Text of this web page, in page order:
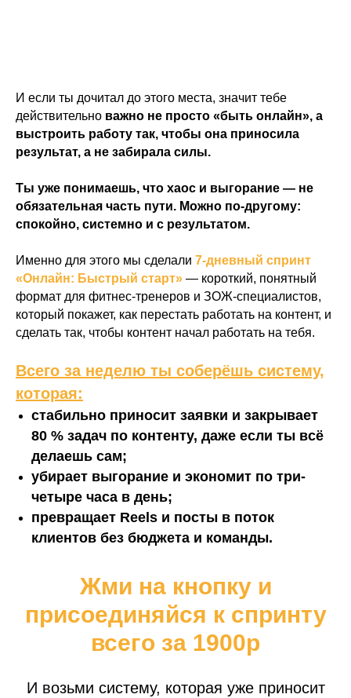
И если ты дочитал до этого места, значит тебе
действительно важно не просто «быть онлайн», а
выстроить работу так, чтобы она приносила
результат, а не забирала силы.
Ты уже понимаешь, что хаос и выгорание — не
обязательная часть пути. Можно по-другому:
спокойно, системно и с результатом.
Именно для этого мы сделали 7-дневный спринт
«Онлайн: Быстрый старт» — короткий, понятный
формат для фитнес-тренеров и ЗОЖ-специалистов,
который покажет, как перестать работать на контент, и
сделать так, чтобы контент начал работать на тебя.
Всего за неделю ты соберёшь систему,
которая:
стабильно приносит заявки и закрывает
80 % задач по контенту, даже если ты всё
делаешь сам;
убирает выгорание и экономит по три-
четыре часа в день;
превращает Reels и посты в поток
клиентов без бюджета и команды.
Жми на кнопку и
присоединяйся к спринту
всего за 1900р
И возьми систему, которая уже приносит
Согласие на передачу 3 лицам
Сведения об образовательной организации
организациями и запрещены на территории РФ.